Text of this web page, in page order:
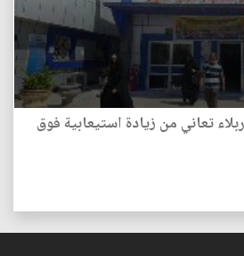
تعاني من زيادة استيعابية فوق